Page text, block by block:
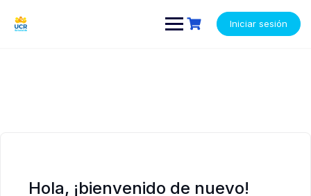
contenido
Iniciar sesión
Hola, ¡bienvenido de nuevo!